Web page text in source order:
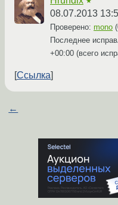
08.07.2013
Проверено: mono (
Последнее
+00:00 (всего
Ссылка
←